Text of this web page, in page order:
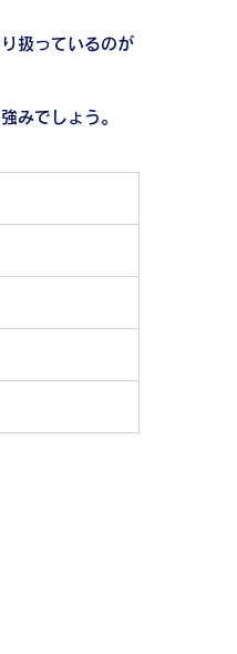
扱っているのが
みでしょう。